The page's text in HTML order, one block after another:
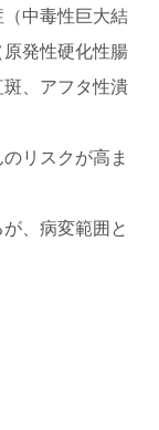
中毒性巨大結
発性硬化性腸
、アフタ性潰
リスクが高ま
、病変範囲と